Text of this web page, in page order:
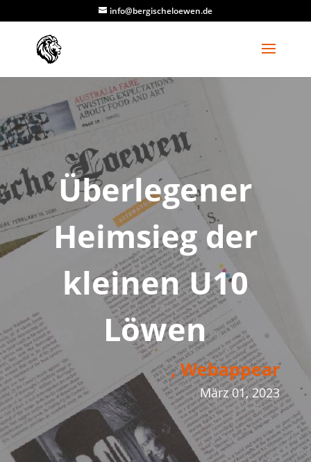
info@bergischeloewen.de
Überlegener
Heimsieg der
kleinen U10
Löwen
, Webappear
März 01, 2023